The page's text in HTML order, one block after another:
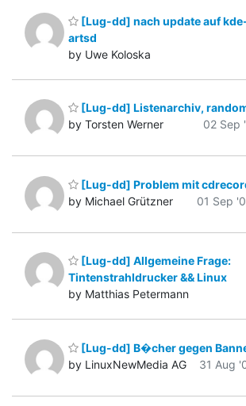
[Lug-dd] nach update auf
artsd
by Uwe Koloska
[Lug-dd] Listenarchiv,
by Torsten Werner
02 Sep
[Lug-dd] Problem mit
by Michael Grützner
01 Sep
[Lug-dd] Allgemeine Frage:
Tintenstrahldrucker && Linux
by Matthias Petermann
[Lug-dd] B�cher gegen
by LinuxNewMedia AG
31 Aug